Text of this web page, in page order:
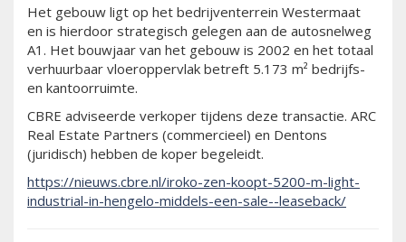
Het gebouw ligt op het bedrijventerrein Westermaat
en is hierdoor strategisch gelegen aan de autosnelweg
A1. Het bouwjaar van het gebouw is 2002 en het totaal
verhuurbaar vloeroppervlak betreft 5.173 m² bedrijfs-
en kantoorruimte.
CBRE adviseerde verkoper tijdens deze transactie. ARC
Real Estate Partners (commercieel) en Dentons
(juridisch) hebben de koper begeleidt.
https://nieuws.cbre.nl/iroko-zen-koopt-5200-m-light-
industrial-in-hengelo-middels-een-sale--leaseback/